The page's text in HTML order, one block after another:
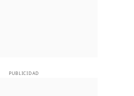
PUBLICIDAD